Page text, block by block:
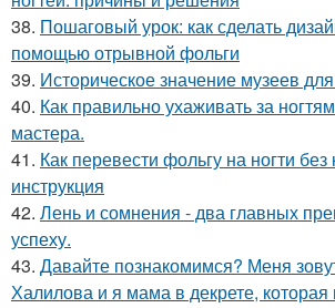
38. Пошаговый урок: как сделать
помощью отрывной фольги
39. Историческое значение музеев
40. Как правильно ухаживать за
мастера.
41. Как перевести фольгу на ногти
инструкция
42. Лень и сомнения - два главных
успеху.
43. Давайте познакомимся? Меня
Халилова и я мама в декрете, которая